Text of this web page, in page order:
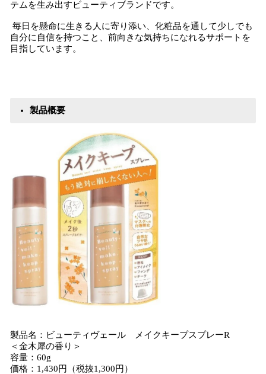
テムを生み出すビューティブランドです。
毎日を懸命に生きる人に寄り添い、化粧品を通して少しでも
自分に自信を持つこと、前向きな気持ちになれるサポートを
目指しています。
製品概要
製品名：ビューティヴェール メイクキープスプレーR
＜金木犀の香り＞
容量：60g
価格：1,430円（税抜1,300円）